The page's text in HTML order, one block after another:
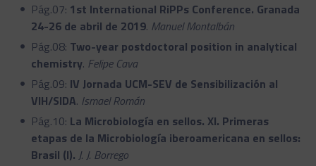
Pág.07: 1st International RiPPs Conference. Granada
24-26 de abril de 2019. Manuel Montalbán
Pág.08: Two-year postdoctoral position in analytical
chemistry. Felipe Cava
Pág.09: IV Jornada UCM-SEV de Sensibilización al
VIH/SIDA. Ismael Román
Pág.10: La Microbiología en sellos. XI. Primeras
etapas de la Microbiología iberoamericana en sellos:
Brasil (I). J. J. Borrego